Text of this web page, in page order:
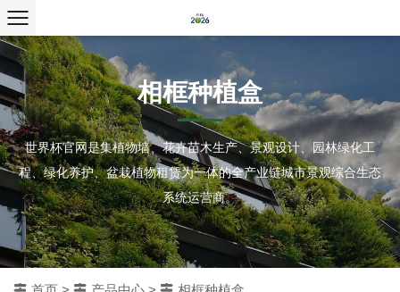
相框种植盒
世界杯官网是集植物墙、花卉苗木生产、景观设计、园林绿化工
程、绿化养护、盆栽植物租赁为一体的全产业链城市景观综合生态
系统运营商。